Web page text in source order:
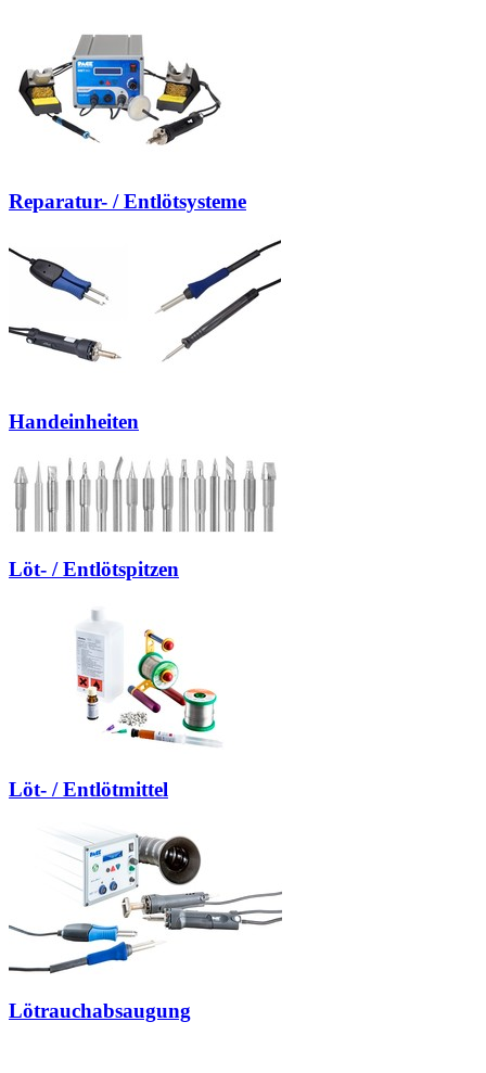
Reparatur- / Entlötsysteme
Handeinheiten
Löt- / Entlötspitzen
Löt- / Entlötmittel
Lötrauchabsaugung